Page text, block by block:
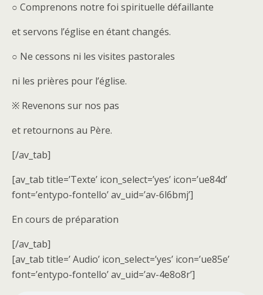
○ Comprenons notre foi spirituelle défaillante
et servons l’église en étant changés.
○ Ne cessons ni les visites pastorales
ni les prières pour l’église.
※ Revenons sur nos pas
et retournons au Père.
[/av_tab]
[av_tab title=’Texte’ icon_select=’yes’ icon=’ue84d’
font=’entypo-fontello’ av_uid=’av-6l6bmj’]
En cours de préparation
[/av_tab]
[av_tab title=’ Audio’ icon_select=’yes’ icon=’ue85e’
font=’entypo-fontello’ av_uid=’av-4e8o8r’]